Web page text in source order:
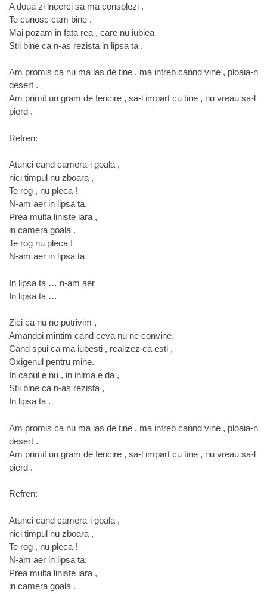
A doua zi incerci sa ma consolezi .
Te cunosc cam bine .
Mai pozam in fata rea , care nu iubiea
Stii bine ca n-as rezista in lipsa ta .
Am promis ca nu ma las de tine , ma intreb cannd vine , ploaia-n
desert .
Am primit un gram de fericire , sa-l impart cu tine , nu vreau sa-l
pierd .
Refren:
Atunci cand camera-i goala ,
nici timpul nu zboara ,
Te rog , nu pleca !
N-am aer in lipsa ta.
Prea multa liniste iara ,
in camera goala .
Te rog nu pleca !
N-am aer in lipsa ta
In lipsa ta … n-am aer
In lipsa ta …
Zici ca nu ne potrivim ,
Amandoi mintim cand ceva nu ne convine.
Cand spui ca ma iubesti , realizez ca esti ,
Oxigenul pentru mine.
In capul e nu , in inima e da ,
Stii bine ca n-as rezista ,
In lipsa ta .
Am promis ca nu ma las de tine , ma intreb cannd vine , ploaia-n
desert .
Am primit un gram de fericire , sa-l impart cu tine , nu vreau sa-l
pierd .
Refren:
Atunci cand camera-i goala ,
nici timpul nu zboara ,
Te rog , nu pleca !
N-am aer in lipsa ta.
Prea multa liniste iara ,
in camera goala .